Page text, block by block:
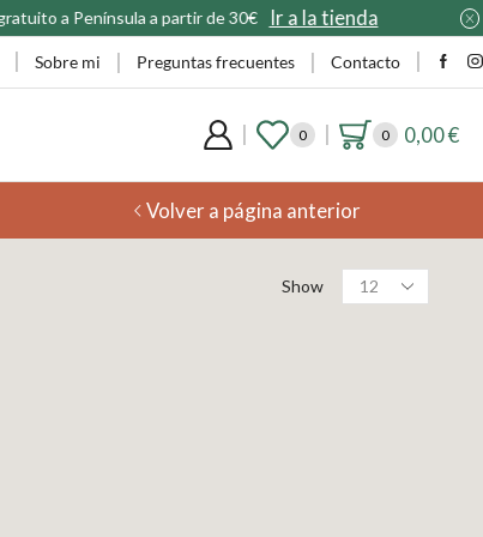
Sobre mi Preguntas frecuentes Contacto
0 0 0,00€
Volver a página anterior
Show
Products
per